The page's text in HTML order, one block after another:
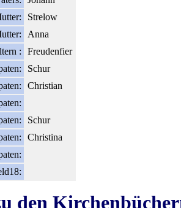
Strelow
Anna
:
Freudenfier
Schur
Christian
Schur
Christina
den